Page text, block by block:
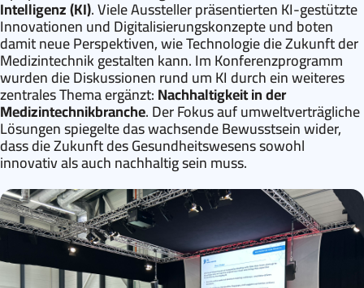
Intelligenz (KI). Viele Aussteller präsentierten KI-gestützte
Innovationen und Digitalisierungskonzepte und boten
damit neue Perspektiven, wie Technologie die Zukunft der
Medizintechnik gestalten kann. Im Konferenzprogramm
wurden die Diskussionen rund um KI durch ein weiteres
zentrales Thema ergänzt:Nachhaltigkeit in der
Medizintechnikbranche. Der Fokus auf umweltverträgliche
Lösungen spiegelte das wachsende Bewusstsein wider,
dass die Zukunft des Gesundheitswesens sowohl
innovativ als auch nachhaltig sein muss.